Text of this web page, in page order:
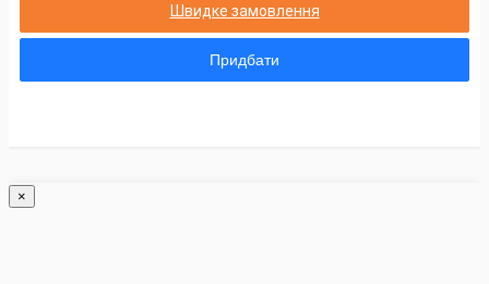
Швидке замовлення
Придбати
×